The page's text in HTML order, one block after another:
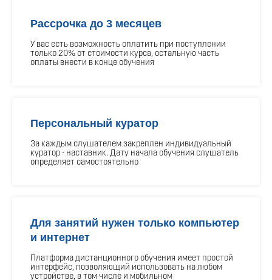
Рассрочка до 3 месяцев
У вас есть возможность оплатить при поступлении
только 20% от стоимости курса, остальную часть
оплаты внести в конце обучения
Персональный куратор
За каждым слушателем закреплен индивидуальный
куратор - наставник. Дату начала обучения слушатель
определяет самостоятельно
Для занятий нужен только компьютер
и интернет
Платформа дистанционного обучения имеет простой
интерфейс, позволяющий использовать на любом
устройстве, в том числе и мобильном